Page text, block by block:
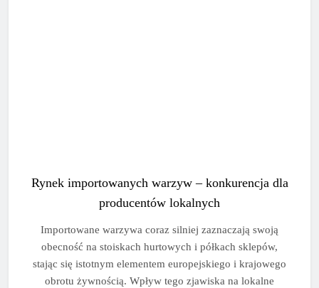
Rynek importowanych warzyw – konkurencja dla
producentów lokalnych
Importowane warzywa coraz silniej zaznaczają swoją
obecność na stoiskach hurtowych i półkach sklepów,
stając się istotnym elementem europejskiego i krajowego
obrotu żywnością. Wpływ tego zjawiska na lokalne